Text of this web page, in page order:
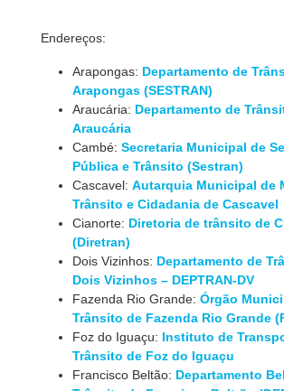
Endereços:
Arapongas: Departamento de
Arapongas (SESTRAN)
Araucária: Departamento de
Araucária
Cambé: Secretaria Municipal de
Pública e Trânsito (Sestran)
Cascavel: Autarquia Municipal de
Trânsito e Cidadania de Cascavel
Cianorte: Diretoria de trânsito de
(Diretran)
Dois Vizinhos: Departamento de
Dois Vizinhos – DEPTRAN-DV
Fazenda Rio Grande: Órgão
Trânsito de Fazenda Rio Grande
Foz do Iguaçu: Instituto de
Trânsito de Foz do Iguaçu
Francisco Beltão: Departamento